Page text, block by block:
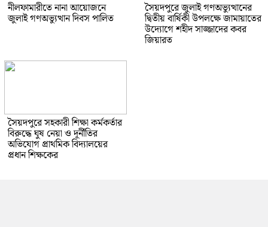
নীলফামারীতে নানা আয়োজনে
জুলাই গণঅভ্যুত্থান দিবস পালিত
সৈয়দপুরে জুলাই গণঅভ্যুত্থানের
দ্বিতীয় বার্ষিকী উপলক্ষে জামায়াতের
উদ্যোগে শহীদ সাজ্জাদের কবর
জিয়ারত
সৈয়দপুরে সহকারী শিক্ষা কর্মকর্তার
বিরুদ্ধে ঘুষ নেয়া ও দূর্নীতির
অভিযোগ প্রাথমিক বিদ্যালয়ের
প্রধান শিক্ষকের